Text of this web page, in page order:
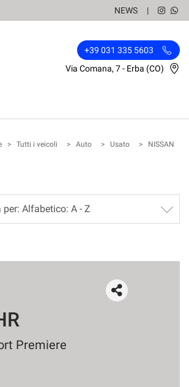
NEWS
+39 031 335 5603
Via Comana, 7 - Erba (CO)
> Tutti i veicoli > Auto > Usato > NISSAN
Premiere